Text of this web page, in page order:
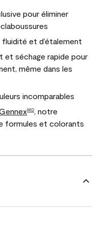
pour éliminer
et d’étalement
et séchage rapide pour
même dans les
incomparables
MD
, notre
formules et colorants